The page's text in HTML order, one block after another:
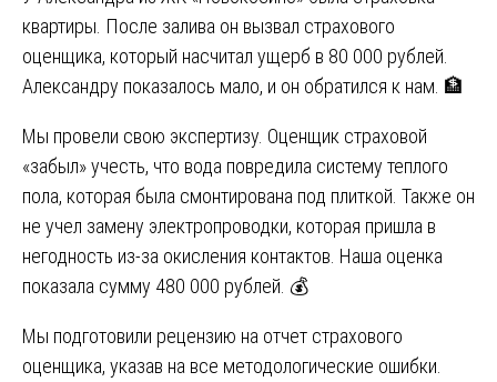
квартиры. После залива он вызвал страхового
оценщика, который насчитал ущерб в 80 000 рублей.
Александру показалось мало, и он обратился к нам. 🏦
Мы провели свою экспертизу. Оценщик страховой
«забыл» учесть, что вода повредила систему теплого
пола, которая была смонтирована под плиткой. Также он
не учел замену электропроводки, которая пришла в
негодность из-за окисления контактов. Наша оценка
показала сумму 480 000 рублей. 💰
Мы подготовили рецензию на отчет страхового
оценщика, указав на все методологические ошибки.